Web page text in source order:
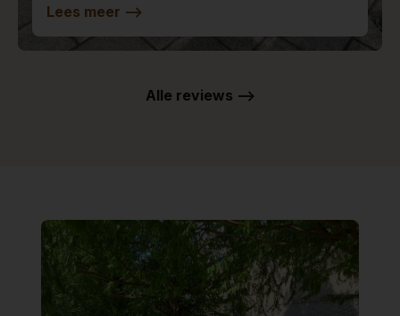
Lees meer -->
Alle reviews -->